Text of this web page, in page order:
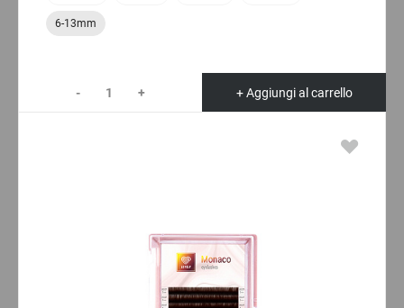
6-13mm
- + + Aggiungi al carrello